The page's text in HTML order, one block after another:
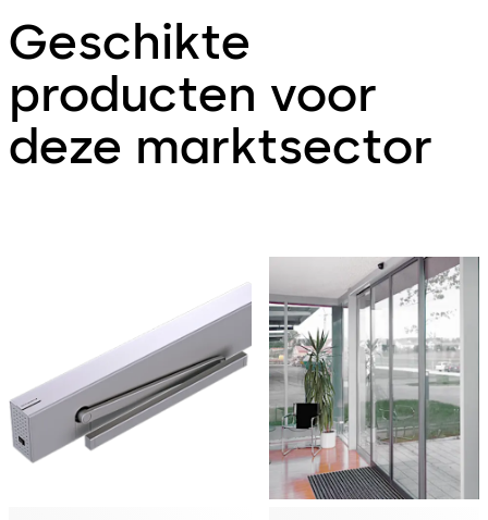
Geschikte
producten voor
deze marktsector